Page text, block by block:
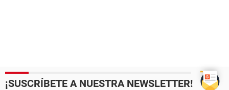
¡SUSCRÍBETE A NUESTRA NEWSLETTER!